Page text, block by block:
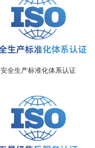
安全生产标准化体系认证